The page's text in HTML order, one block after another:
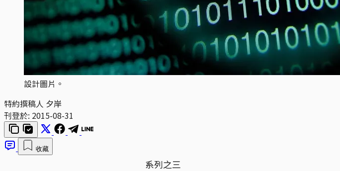
設計圖片。
特約撰稿人 夕岸
刊登於: 2015-08-31
收藏
系列之三